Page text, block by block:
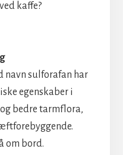
kaffe?
navn sulforafan har
egenskaber i
bedre tarmflora,
om bord.